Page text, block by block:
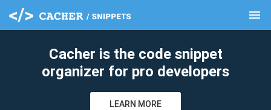
menu
Cacher is the code snippet
organizer for pro developers
LEARN MORE
clear